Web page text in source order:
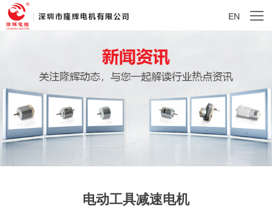
EN
电动工具减速电机